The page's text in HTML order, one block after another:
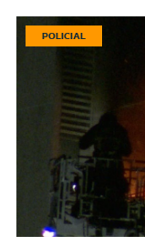
POLICIAL